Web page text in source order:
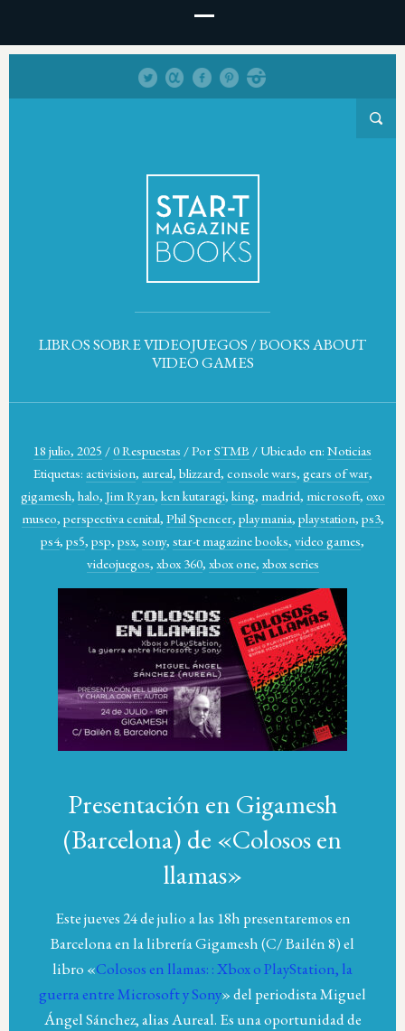
LIBROS SOBRE VIDEOJUEGOS / BOOKS ABOUT
VIDEO GAMES
18 julio, 2025 /0 Respuestas /PorSTMB / Ubicado en: Noticias
Etiquetas: activision, aureal, blizzard, console wars, gears of war,
gigamesh, halo, Jim Ryan, ken kutaragi, king, madrid, microsoft, oxo
museo, perspectiva cenital, Phil Spencer, playmania, playstation, ps3,
ps4, ps5, psp, psx, sony, star-t magazine books, video games,
videojuegos, xbox 360, xbox one, xbox series
Presentación en Gigamesh
(Barcelona) de «Colosos en
llamas»
Este jueves 24 de julio a las 18h presentaremos en
Barcelona en la librería Gigamesh (C/ Bailén 8) el
libro «Colosos en llamas: : Xbox o PlayStation, la
guerra entre Microsoft y Sony» del periodista Miguel
Ángel Sánchez, alias Aureal. Es una oportunidad de